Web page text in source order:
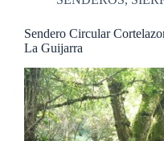
Sendero Circular
La Guijarra